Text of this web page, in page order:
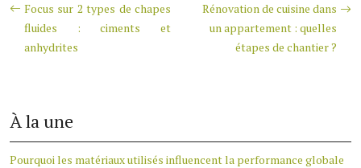
Focus sur 2 types de chapes
fluides : ciments et
anhydrites
Rénovation de cuisine dans
un appartement : quelles
étapes de chantier ?
À la une
Pourquoi les matériaux utilisés influencent la performance globale